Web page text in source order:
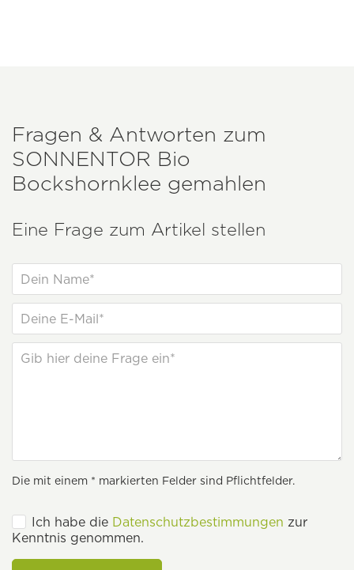
Fragen & Antworten zum
SONNENTOR Bio
Bockshornklee gemahlen
Eine Frage zum Artikel stellen
Die mit einem * markierten Felder sind Pflichtfelder.
Ich habe die Datenschutzbestimmungen zur
Kenntnis genommen.